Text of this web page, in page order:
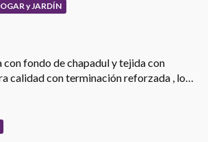
y JARDÍN
con fondo de chapadul y tejida con
calidad con terminación reforzada , lo…